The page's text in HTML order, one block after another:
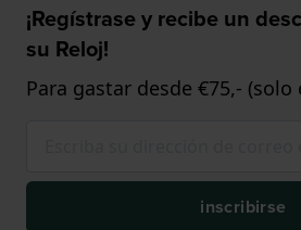
¡Regístrase y recibe un
su Reloj!
Para gastar desde €75,- (solo
inscribirse